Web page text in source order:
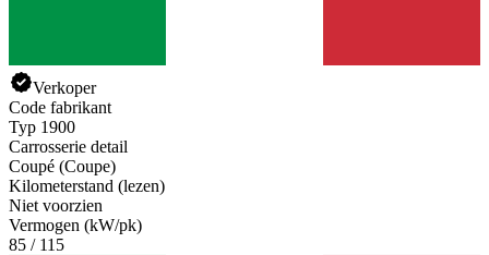
Verkoper
Code fabrikant
Typ 1900
Carrosserie detail
Coupé (Coupe)
Kilometerstand (lezen)
Niet voorzien
Vermogen (kW/pk)
85 / 115